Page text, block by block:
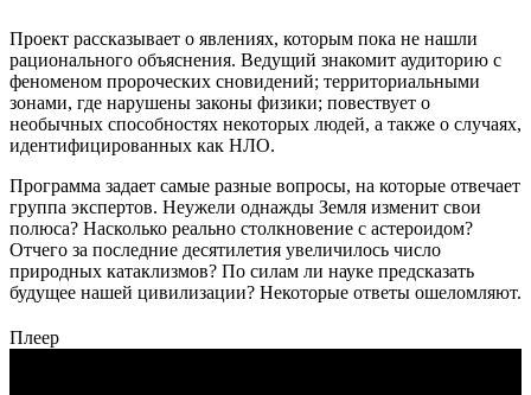
Проект рассказывает о явлениях, которым пока не нашли
рационального объяснения. Ведущий знакомит аудиторию с
феноменом пророческих сновидений; территориальными
зонами, где нарушены законы физики; повествует о
необычных способностях некоторых людей, а также о случаях,
идентифицированных как НЛО.
Программа задает самые разные вопросы, на которые отвечает
группа экспертов. Неужели однажды Земля изменит свои
полюса? Насколько реально столкновение с астероидом?
Отчего за последние десятилетия увеличилось число
природных катаклизмов? По силам ли науке предсказать
будущее нашей цивилизации? Некоторые ответы ошеломляют.
Плеер